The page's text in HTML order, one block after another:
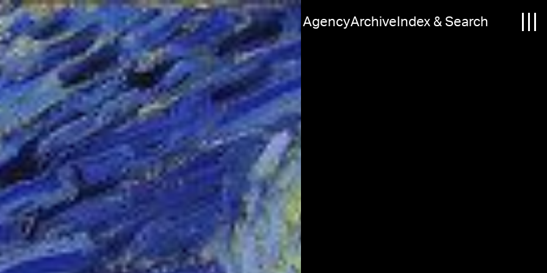
AgencyArchive Index & Search